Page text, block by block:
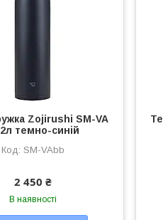
Zojirushi SM-VA
темно-синій
SM-VAbb
2 450 ₴
В наявності